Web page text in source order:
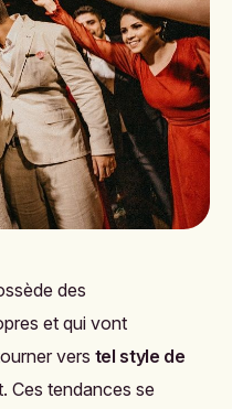
des
et qui vont
vers tel style de
Ces tendances se